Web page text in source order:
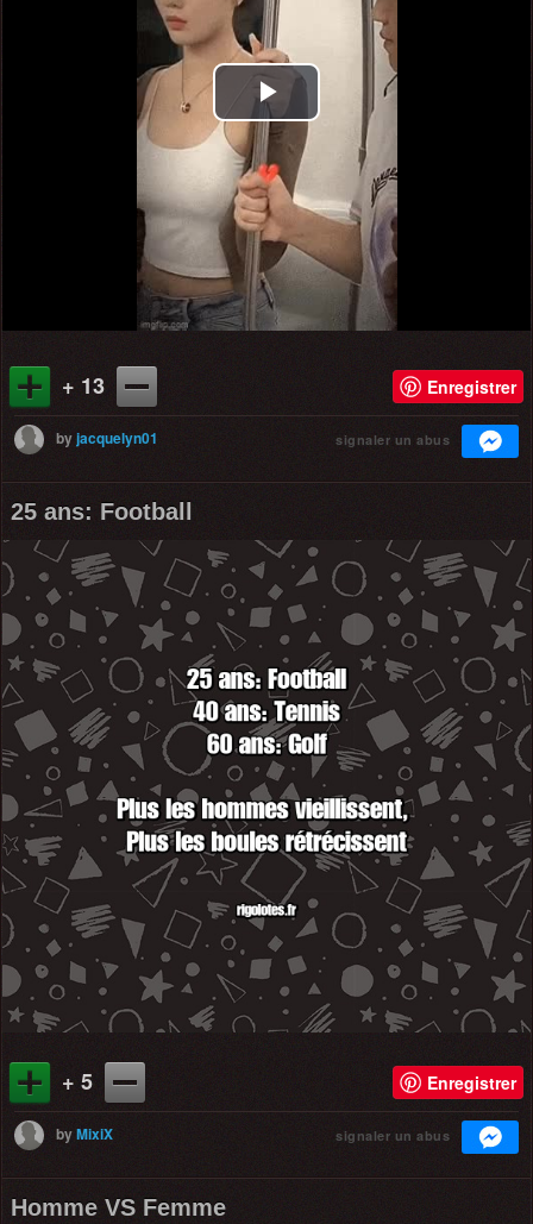
Play
Video
+ 13 Enregistrer
byjacquelyn01 signaler un abus
25 ans: Football
+ 5 Enregistrer
byMixiX signaler un abus
Homme VS Femme